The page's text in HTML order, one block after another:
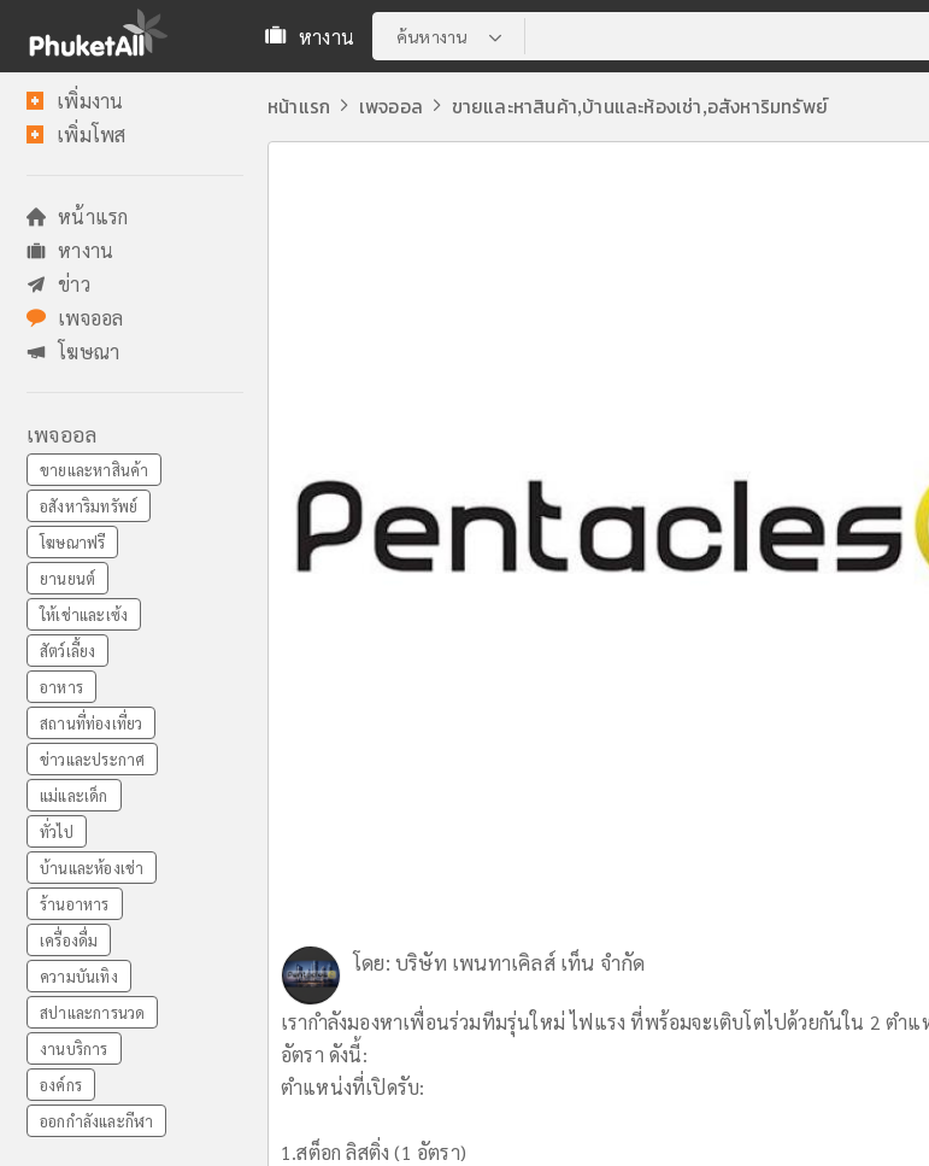
หางาน ค้นหางาน
เพิ่มงาน
เพิ่มโพส
หน้าแรก
หางาน
ข่าว
เพจออล
โฆษณา
เพจออล
ขายและหาสินค้า
อสังหาริมทรัพย์
โฆษณาฟรี
ยานยนต์
ให้เช่าและเซ้ง
สัตว์เลี้ยง
อาหาร
สถานที่ท่องเที่ยว
ข่าวและประกาศ
แม่และเด็ก
ทั่วไป
บ้านและห้องเช่า
ร้านอาหาร
เครื่องดื่ม
ความบันเทิง
สปาและการนวด
งานบริการ
องค์กร
ออกกำลังและกีฬา
หน้าแรก เพจออล ขายและหาสินค้า,บ้านและห้องเช่า,อสังหาริมทรัพย์
โดย: บริษัท เพนทาเคิลส์ เท็น จำกัด
เรากำลังมองหาเพื่อนร่วมทีมรุ่นใหม่ ไฟแรง ที่พร้อมจะเติบโตไปด้วยกันใน 2 ตำ
อัตรา ดังนี้:
ตำแหน่งที่เปิดรับ:
1.สต็อก ลิสติ่ง (1 อัตรา)